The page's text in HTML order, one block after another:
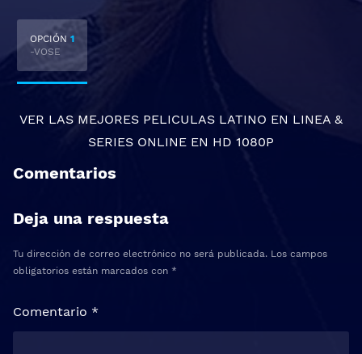
OPCIÓN 1
-VOSE
VER LAS MEJORES PELICULAS LATINO EN LINEA &
SERIES ONLINE EN HD 1080P
Comentarios
Deja una respuesta
Tu dirección de correo electrónico no será publicada. Los campos
obligatorios están marcados con *
Comentario *